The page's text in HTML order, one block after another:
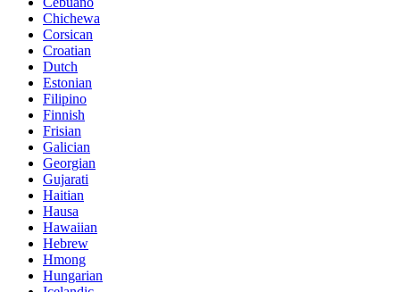
Chichewa
Corsican
Croatian
Dutch
Estonian
Filipino
Finnish
Frisian
Galician
Georgian
Gujarati
Haitian
Hausa
Hawaiian
Hebrew
Hmong
Hungarian